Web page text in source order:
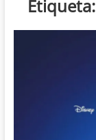
Etiqueta: